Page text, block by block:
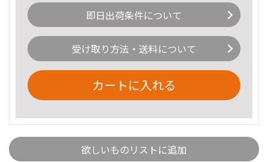
即日出荷条件について
受け取り方法・送料について
カートに入れる
欲しいものリストに追加